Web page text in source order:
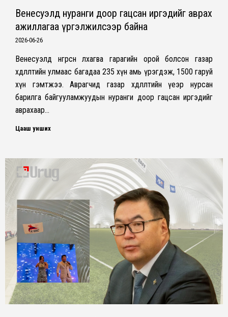
Венесуэлд нуранги доор гацсан иргэдийг аврах
ажиллагаа үргэлжилсээр байна
2026-06-26
Венесуэлд өнгөрсөн лхагва гарагийн орой болсон газар
хөдлөлтийн улмаас багадаа 235 хүн амь үрэгдэж, 1500 гаруй
хүн гэмтжээ. Аврагчид газар хөдлөлтийн үеэр нурсан
барилга байгууламжуудын нуранги доор гацсан иргэдийг
аврахаар…
Цааш унших